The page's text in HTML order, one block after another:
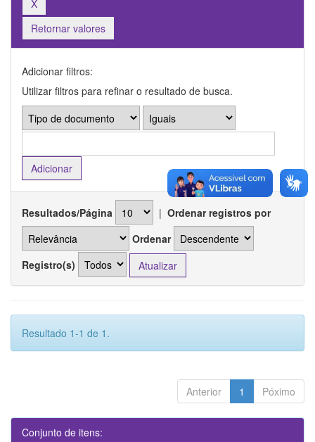
Retornar valores
Adicionar filtros:
Utilizar filtros para refinar o resultado de busca.
Resultados/Página | Ordenar registros por
Ordenar
Registro(s)
Resultado 1-1 de 1.
Anterior 1 Póximo
Conjunto de itens: